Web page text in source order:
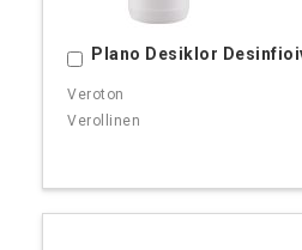
Plano Desiklor
Ostoskoriin